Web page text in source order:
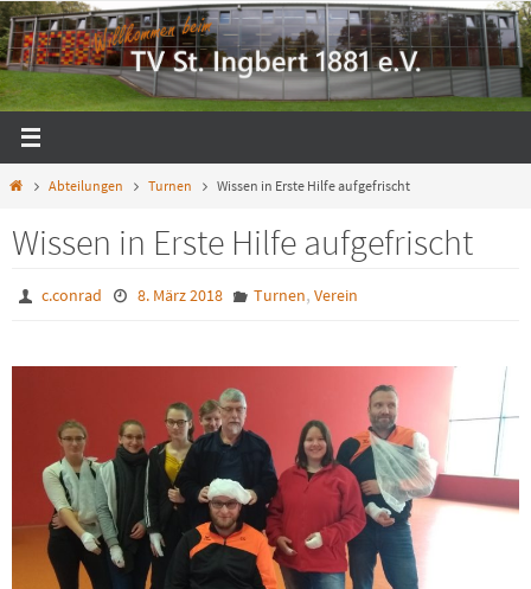
Zum
Inhalt
springen
StartAbteilungen Turnen Wissen in Erste Hilfe aufgefrischt
Wissen in Erste Hilfe aufgefrischt
c.conrad 8. März 2018 Turnen, Verein